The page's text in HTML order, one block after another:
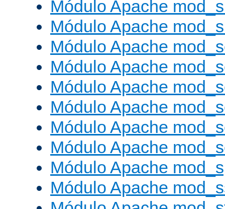
Módulo Apache
Módulo Apache
Módulo Apache
Módulo Apache
Módulo Apache
Módulo Apache
Módulo Apache
Módulo Apache
Módulo Apache
Módulo Apache